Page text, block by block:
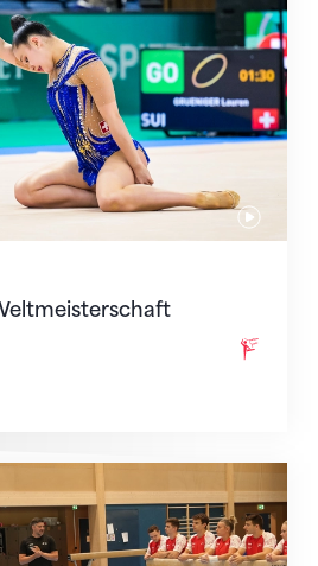
Zagreb